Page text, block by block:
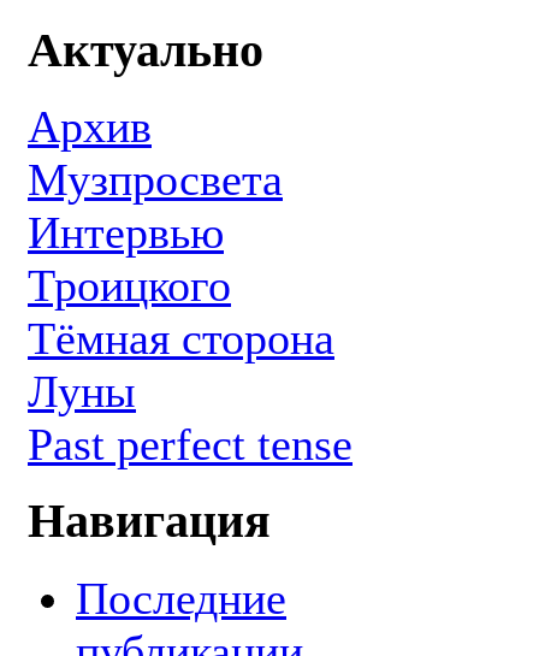
Актуально
Архив
Музпросвета
Интервью
Троицкого
Тёмная сторона
Луны
Past perfect tense
Навигация
Последние